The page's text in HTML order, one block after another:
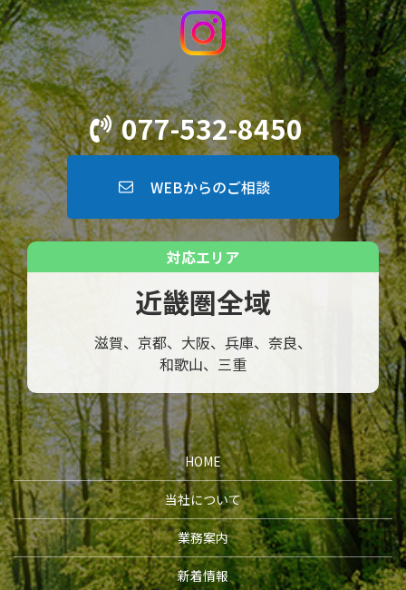
077-532-8450
WEBからのご相談
対応エリア
近畿圏全域
滋賀、京都、大阪、兵庫、奈良、
和歌山、三重
HOME
当社について
業務案内
新着情報